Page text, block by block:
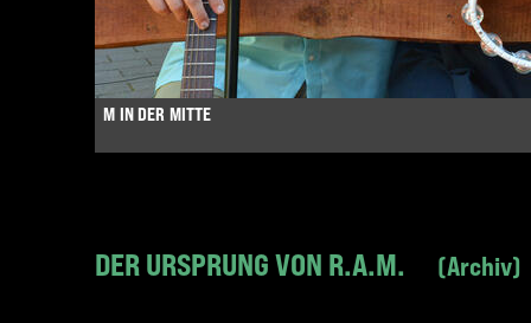
M IN DER MITTE
DER URSPRUNG VON R.A.M. Archiv